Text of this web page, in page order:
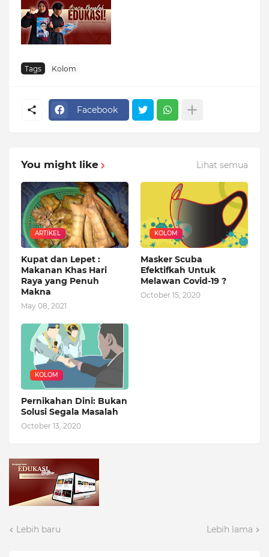
Tags Kolom
Facebook
You might like Lihat semua
ARTIKEL
Kupat dan Lepet :
Makanan Khas Hari
Raya yang Penuh
Makna
May 08, 2021
KOLOM
Masker Scuba
Efektifkah Untuk
Melawan Covid-19 ?
October 15, 2020
KOLOM
Pernikahan Dini: Bukan
Solusi Segala Masalah
October 13, 2020
Lebih baru Lebih lama